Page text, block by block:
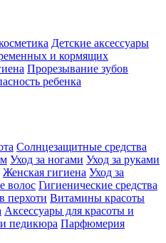
Детские аксессуары
и кормящих
Прорезывание зубов
ребенка
Солнцезащитные средства
Уход за ногами Уход за руками
Женская гигиена Уход за
волос Гигиенические средства
перхоти Витамины красоты
Аксессуары для красоты и
педикюра Парфюмерия